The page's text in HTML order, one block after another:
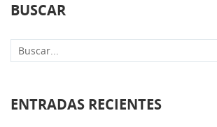
BUSCAR
Buscar...
ENTRADAS RECIENTES